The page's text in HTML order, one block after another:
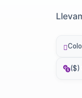
($)